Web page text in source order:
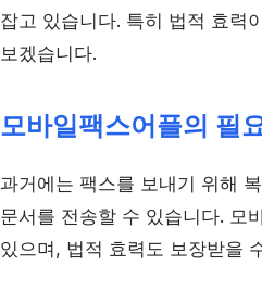
잡고 있습니다. 특히 법적 효력
보겠습니다.
모바일팩스어플의 필
과거에는 팩스를 보내기 위해
문서를 전송할 수 있습니다. 모
있으며, 법적 효력도 보장받을